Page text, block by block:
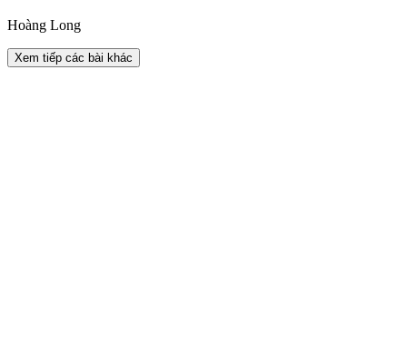
Hoàng Long
Xem tiếp các bài khác